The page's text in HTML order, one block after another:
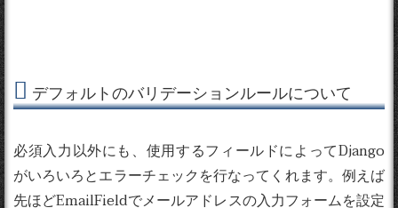
デフォルトのバリデーションルールについて
必須入力以外にも、使用するフィールドによってDjango
がいろいろとエラーチェックを行なってくれます。例えば
先ほどEmailFieldでメールアドレスの入力フォームを設定